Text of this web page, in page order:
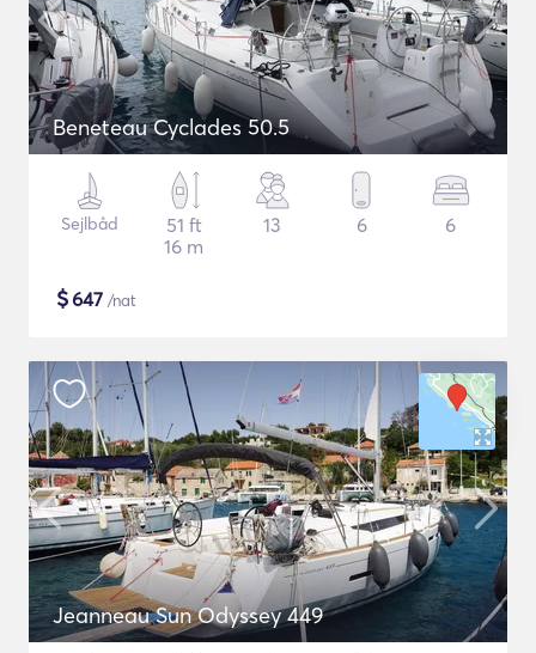
Beneteau Cyclades 50.5
Sejlbåd
51 ft
16 m
13 6 6
$647 /nat
Jeanneau Sun Odyssey 449